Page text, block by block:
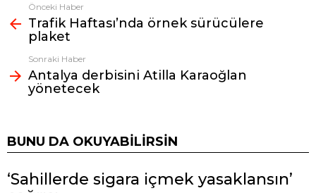
Fazlasına
bak
Önceki Haber
Trafik Haftası’nda örnek sürücülere
plaket
Sonraki Haber
Antalya derbisini Atilla Karaoğlan
yönetecek
BUNU DA OKUYABILIRSIN
‘Sahillerde sigara içmek yasaklansın’